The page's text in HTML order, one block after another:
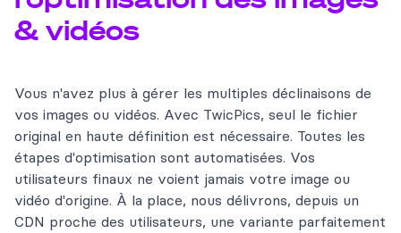
& vidéos
Vous n'avez plus à gérer les multiples déclinaisons de
vos images ou vidéos. Avec TwicPics, seul le fichier
original en haute définition est nécessaire. Toutes les
étapes d'optimisation sont automatisées. Vos
utilisateurs finaux ne voient jamais votre image ou
vidéo d'origine. À la place, nous délivrons, depuis un
CDN proche des utilisateurs, une variante parfaitement